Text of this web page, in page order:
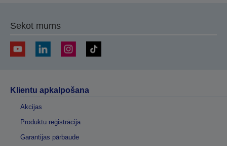
Sekot mums
Klientu apkalpošana
Akcijas
Produktu reģistrācija
Garantijas pārbaude